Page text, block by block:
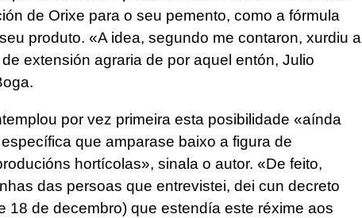
de Orixe para o seu pemento, como a fórmula
produto. «A idea, segundo me contaron, xurdiu a
extensión agraria de por aquel entón, Julio
por vez primeira esta posibilidade «aínda
que amparase baixo a figura de
hortícolas», sinala o autor. «De feito,
das persoas que entrevistei, dei cun decreto
18 de decembro) que estendía este réxime aos